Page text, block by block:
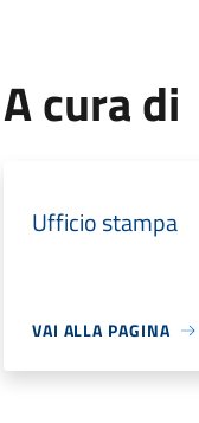
A cura di
Ufficio stampa
VAI ALLA PAGINA